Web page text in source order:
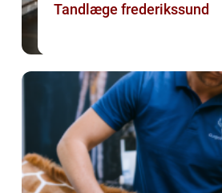
Tandlæge frederikssund